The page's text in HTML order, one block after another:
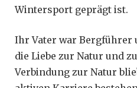
Wintersport geprägt ist.
Ihr Vater war
die Liebe zur Natur und
Verbindung zur Natur